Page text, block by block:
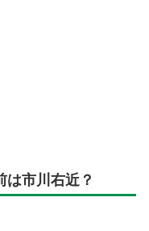
は市川右近？